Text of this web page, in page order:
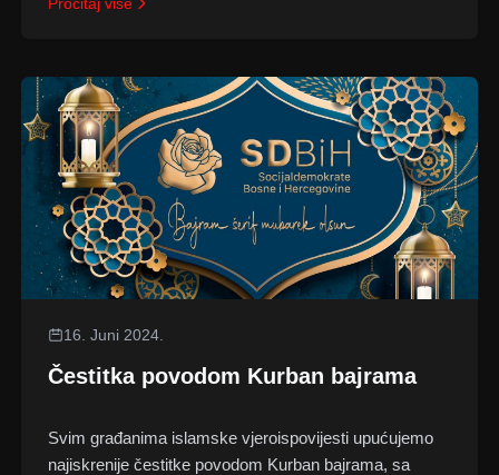
16. Juni 2024.
Čestitka povodom Kurban bajrama
Svim građanima islamske vjeroispovijesti upućujemo
najiskrenije čestitke povodom Kurban bajrama, sa